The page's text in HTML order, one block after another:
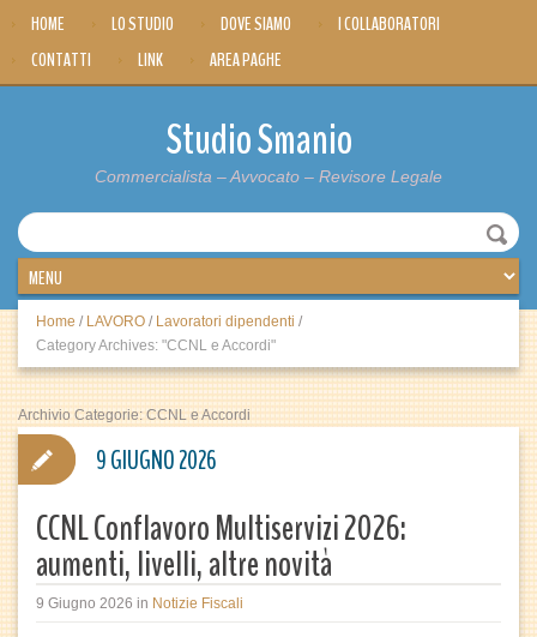
HOME LO STUDIO DOVE SIAMO
I COLLABORATORI
CONTATTI
LINK AREA PAGHE
Studio Smanio
Commercialista – Avvocato – Revisore Legale
Home / LAVORO / Lavoratori dipendenti /
Category Archives: "CCNL e Accordi"
Archivio Categorie:CCNL e Accordi
CCNL Conflavoro Multiservizi 2026:
aumenti, livelli, altre novità
9 Giugno 2026 in Notizie Fiscali
9 GIUGNO 2026